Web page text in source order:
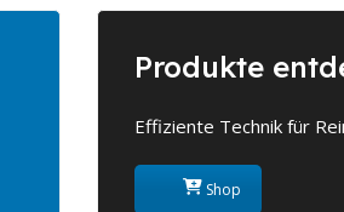
Produkte
Effiziente Technik für
Shop